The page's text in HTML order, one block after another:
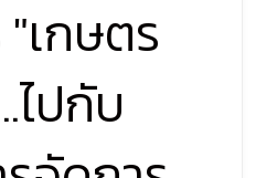
เกษตร
ไปกับ